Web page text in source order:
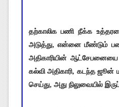
தற்காலிக பணி நீக்க
அடுத்து, என்னை மீண்டும்
அதிகாரியின் ஆட்சேபனையை
கல்வி அதிகாரி, கடந்த ஜூன்
செய்து, அது நிலுவையில்